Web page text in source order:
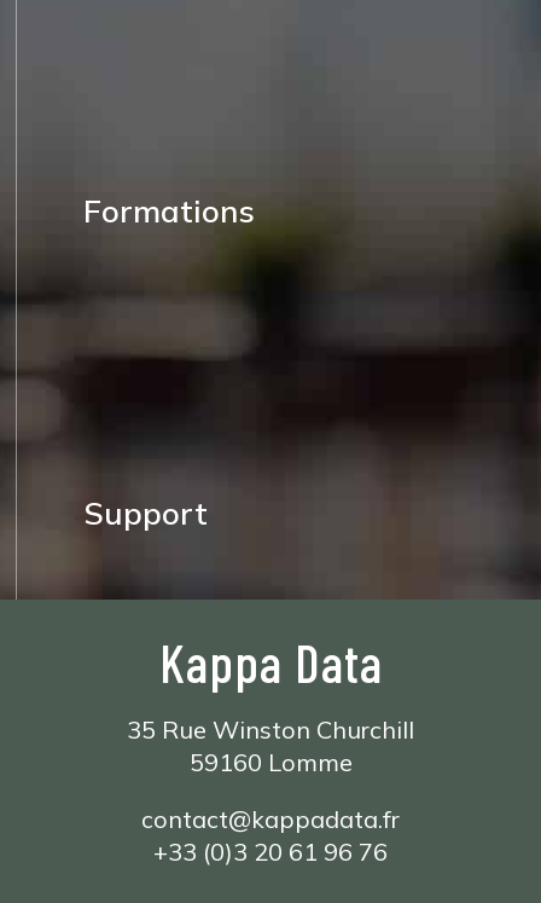
Formations
Support
Kappa Data
35 Rue Winston Churchill
59160 Lomme
contact@kappadata.fr
+33 (0)3 20 61 96 76